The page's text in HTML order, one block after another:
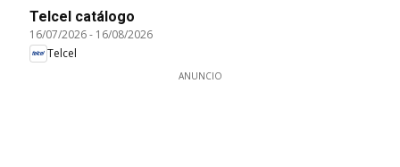
Telcel catálogo
16/07/2026- 16/08/2026
Telcel
ANUNCIO